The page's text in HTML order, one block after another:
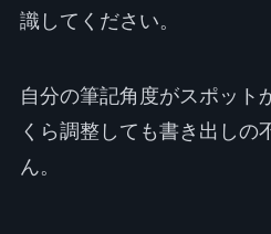
識してください。
自分の筆記角度がスポット
くら調整しても書き出しの
ん。